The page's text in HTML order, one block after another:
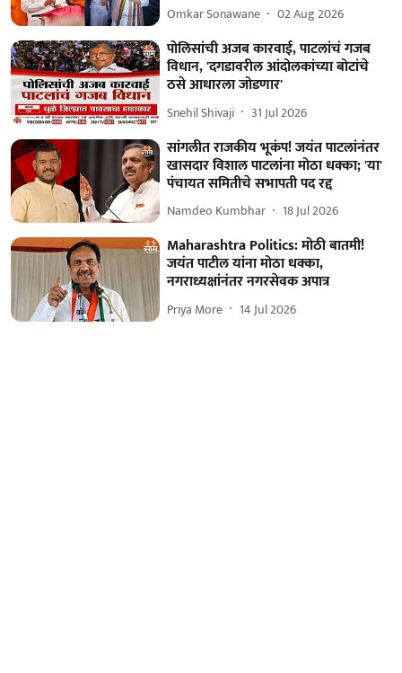
Omkar Sonawane 02 Aug 2026
पोलिसांची अजब कारवाई, पाटलांचं गजब
विधान, 'दगडावरील आंदोलकांच्या बोटांचे
ठसे आधारला जोडणार'
Snehil Shivaji 31 Jul 2026
सांगलीत राजकीय भूकंप! जयंत पाटलांनंतर
खासदार विशाल पाटलांना मोठा धक्का; 'या'
पंचायत समितीचे सभापती पद रद्द
Namdeo Kumbhar 18 Jul 2026
Maharashtra Politics: मोठी बातमी!
जयंत पाटील यांना मोठा धक्का,
नगराध्यक्षांनंतर नगरसेवक अपात्र
Priya More 14 Jul 2026